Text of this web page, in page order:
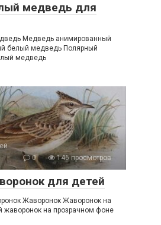
медведь для
Медведь анимированный
белый медведь Полярный
медведь
0
146 просмотров
для детей
Жаворонок Жаворонок на
жаворонок на прозрачном фоне